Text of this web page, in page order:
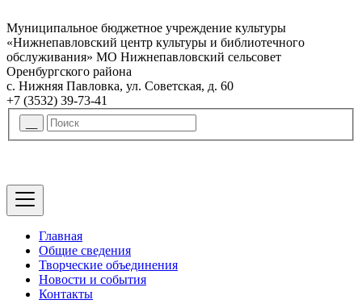
Муниципальное бюджетное учреждение культуры
«Нижнепавловский центр культуры и библиотечного
обслуживания» МО Нижнепавловский сельсовет
Оренбургского района
с. Нижняя Павловка, ул. Советская, д. 60
+7 (3532) 39-73-41
Главная
Общие сведения
Творческие объединения
Новости и события
Контакты